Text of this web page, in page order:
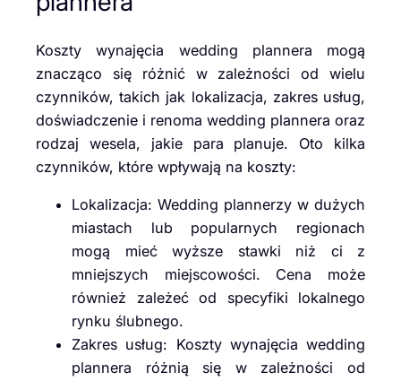
Koszty wynajęcia wedding plannera mogą
znacząco się różnić w zależności od wielu
czynników, takich jak lokalizacja, zakres usług,
doświadczenie i renoma wedding plannera oraz
rodzaj wesela, jakie para planuje. Oto kilka
czynników, które wpływają na koszty:
Lokalizacja: Wedding plannerzy w dużych
miastach lub popularnych regionach
mogą mieć wyższe stawki niż ci z
mniejszych miejscowości. Cena może
również zależeć od specyfiki lokalnego
rynku ślubnego.
Zakres usług: Koszty wynajęcia wedding
plannera różnią się w zależności od